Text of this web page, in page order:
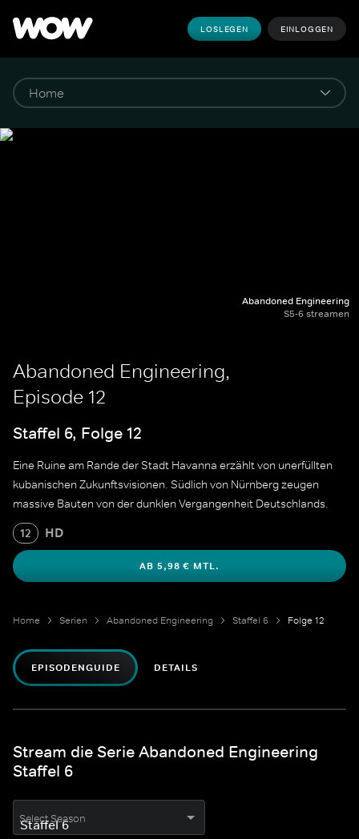
LOSLEGEN EINLOGGEN
Abandoned Engineering
S5-6 streamen
Abandoned Engineering,
Episode 12
Staffel 6, Folge 12
Eine Ruine am Rande der Stadt Havanna erzählt von unerfüllten
kubanischen Zukunftsvisionen. Südlich von Nürnberg zeugen
massive Bauten von der dunklen Vergangenheit Deutschlands.
12 HD
AB 5,98 € MTL.
Home Serien Abandoned Engineering Staffel 6 Folge 12
EPISODENGUIDE DETAILS
Stream die Serie Abandoned Engineering
Staffel 6
Select Season